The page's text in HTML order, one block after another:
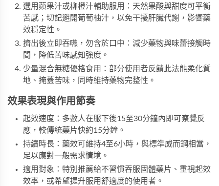
選用蘋果汁或柳橙汁輔助服用：天然果酸與甜度可平衡
苦感；切記避開葡萄柚汁，以免干擾肝臟代謝，影響藥
效穩定性。
擠出後立即吞嚥，勿含於口中：減少藥物與味蕾接觸時
間，降低苦味感知強度。
少量混合無糖優格食用：部分使用者反饋此法能柔化質
地、掩蓋苦味，同時維持藥物完整性。
效果表現與作用節奏
起效速度：多數人在服下後15至30分鐘內即可察覺反
應，較傳統藥片快約15分鐘。
持續時長：藥效可維持4至6小時，與標準威而鋼相當，
足以應對一般需求情境。
適用對象：特別推薦給不習慣吞服固體藥片、重視起效
效率，或希望提升服用舒適度的使用者。